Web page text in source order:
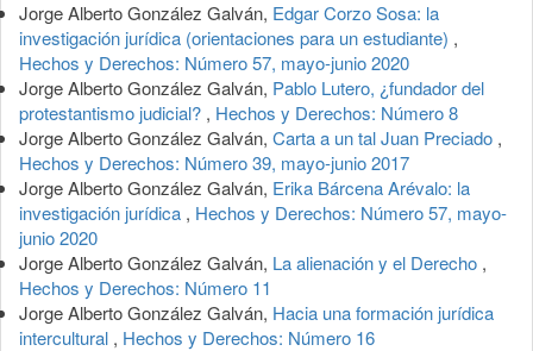
Jorge Alberto González Galván, Edgar Corzo Sosa: la
investigación jurídica (orientaciones para un estudiante) ,
Hechos y Derechos: Número 57, mayo-junio 2020
Jorge Alberto González Galván, Pablo Lutero, ¿fundador del
protestantismo judicial? , Hechos y Derechos: Número 8
Jorge Alberto González Galván, Carta a un tal Juan Preciado ,
Hechos y Derechos: Número 39, mayo-junio 2017
Jorge Alberto González Galván, Erika Bárcena Arévalo: la
investigación jurídica , Hechos y Derechos: Número 57, mayo-
junio 2020
Jorge Alberto González Galván, La alienación y el Derecho ,
Hechos y Derechos: Número 11
Jorge Alberto González Galván, Hacia una formación jurídica
intercultural , Hechos y Derechos: Número 16